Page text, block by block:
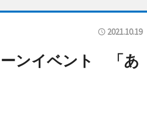
2021.10.19
ーンイベント 「あ